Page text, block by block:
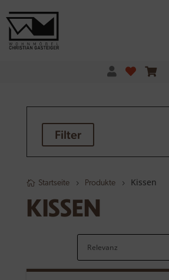
Filter
Startseite Produkte Kissen
KISSEN